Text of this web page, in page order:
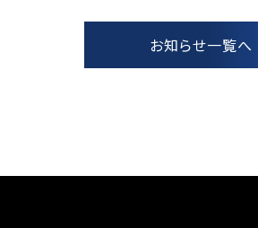
お知らせ一覧へ